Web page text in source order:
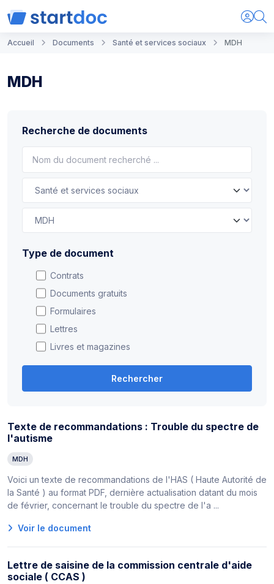
Accueil Documents Santé et services sociaux MDH
MDH
Recherche de documents
Type de document
Contrats
Documents gratuits
Formulaires
Lettres
Livres et magazines
Rechercher
Texte de recommandations : Trouble du spectre de
l'autisme
MDH
Voici un texte de recommandations de l'HAS ( Haute Autorité de
la Santé ) au format PDF, dernière actualisation datant du mois
de février, concernant le trouble du spectre de l'a ...
Voir le document
Lettre de saisine de la commission centrale d'aide
sociale ( CCAS )